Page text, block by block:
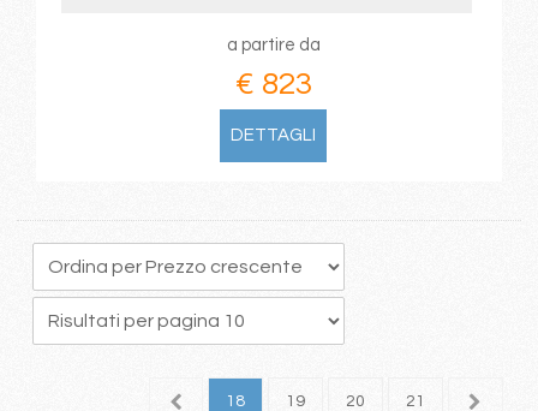
a partire da
€ 823
DETTAGLI
17 18 19 20 21 22